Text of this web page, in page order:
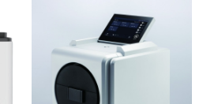
gian thực và trực quan hóa dữ
liệu để tăng chỉ số ROI cho doanh